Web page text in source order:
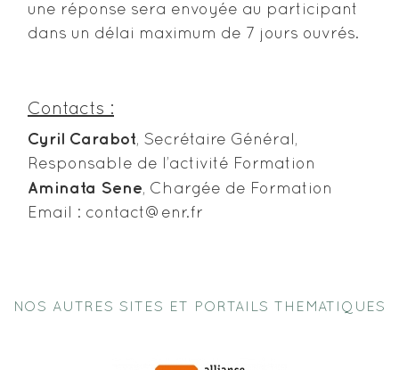
une réponse sera envoyée au participant
dans un délai maximum de 7 jours ouvrés.
Contacts :
Cyril Carabot, Secrétaire Général,
Responsable de l’activité Formation
Aminata Sene, Chargée de Formation
Email : contact@enr.fr
NOS AUTRES SITES ET PORTAILS THEMATIQUES